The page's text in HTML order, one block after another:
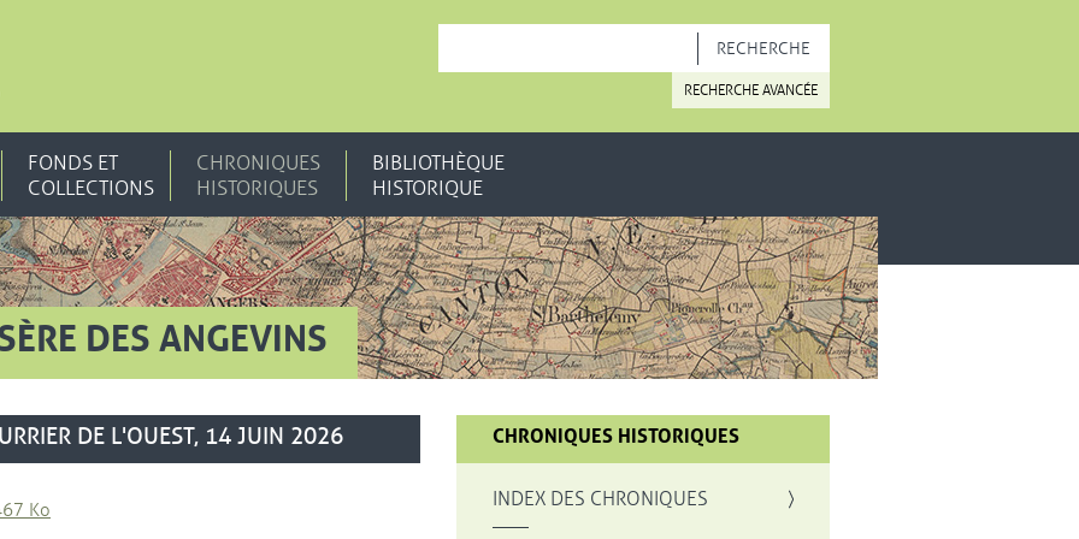
RECHERCHE AVANCÉE
FONDS ET
COLLECTIONS
CHRONIQUES
HISTORIQUES
BIBLIOTHÈQUE
HISTORIQUE
DES ANGEVINS
DE L'OUEST, 14 JUIN 2026
au format Pdf
Ko
CHRONIQUES HISTORIQUES
INDEX DES CHRONIQUES